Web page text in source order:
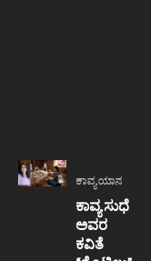
ಕಾವ್ಯಯಾನ
ಕಾವ್ಯ ಸುಧೆ
ಅವರ
ಕವಿತೆ